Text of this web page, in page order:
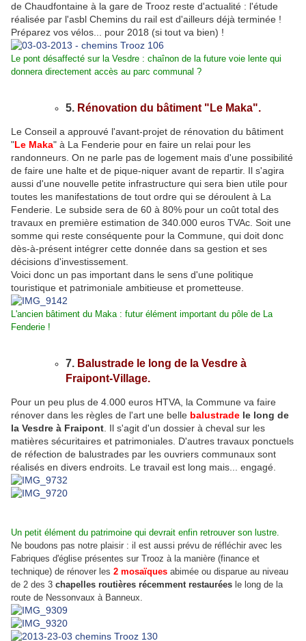
de Chaudfontaine à la gare de Trooz reste d'actualité : l'étude
réalisée par l'asbl Chemins du rail est d'ailleurs déjà terminée !
Préparez vos vélos... pour 2018 (si tout va bien) !
Le pont désaffecté sur la Vesdre : chaînon de la future voie lente qui
donnera directement accès au parc communal ?
5. Rénovation du bâtiment "Le Maka".
Le Conseil a approuvé l'avant-projet de rénovation du bâtiment
"Le Maka" à La Fenderie pour en faire un relai pour les
randonneurs. On ne parle pas de logement mais d'une possibilité
de faire une halte et de pique-niquer avant de repartir. Il s'agira
aussi d'une nouvelle petite infrastructure qui sera bien utile pour
toutes les manifestations de tout ordre qui se déroulent à La
Fenderie. Le subside sera de 60 à 80% pour un coût total des
travaux en première estimation de 340.000 euros TVAc. Soit une
somme qui reste conséquente pour la Commune, qui doit donc
dès-à-présent intégrer cette donnée dans sa gestion et ses
décisions d'investissement.
Voici donc un pas important dans le sens d'une politique
touristique et patrimoniale ambitieuse et prometteuse.
L'ancien bâtiment du Maka : futur élément important du pôle de La
Fenderie !
7. Balustrade le long de la Vesdre à
Fraipont-Village.
Pour un peu plus de 4.000 euros HTVA, la Commune va faire
rénover dans les règles de l'art une belle balustrade le long de
la Vesdre à Fraipont . Il s'agit d'un dossier à cheval sur les
matières sécuritaires et patrimoniales. D'autres travaux ponctuels
de réfection de balustrades par les ouvriers communaux sont
réalisés en divers endroits. Le travail est long mais... engagé.
Un petit élément du patrimoine qui devrait enfin retrouver son lustre.
Ne boudons pas notre plaisir : il est aussi prévu de réfléchir avec les
Fabriques d'église présentes sur Trooz à la manière (finance et
technique) de rénover les 2 mosaïques abimée ou disparue au niveau
de 2 des 3 chapelles routières récemment restaurées le long de la
route de Nessonvaux à Banneux.